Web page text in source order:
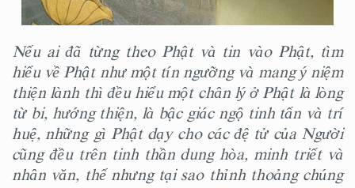
Nếu ai đã từng theo Phật và tin vào Phật, tìm
hiểu về Phật như một tín ngưỡng và mang ý niệm
thiện lành thì đều hiểu một chân lý ở Phật là lòng
từ bi, hướng thiện, là bậc giác ngộ tinh tấn và trí
huệ, những gì Phật dạy cho các đệ tử của Người
cũng đều trên tinh thần dung hòa, minh triết và
nhân văn, thế nhưng tại sao thỉnh thoảng chúng